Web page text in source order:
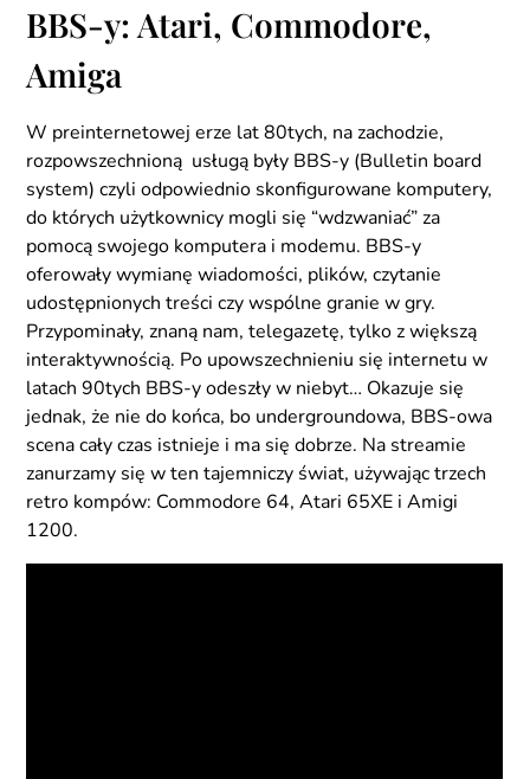
BBS-y: Atari, Commodore,
Amiga
W preinternetowej erze lat 80tych, na zachodzie,
rozpowszechnioną usługą były BBS-y (Bulletin board
system) czyli odpowiednio skonfigurowane komputery,
do których użytkownicy mogli się “wdzwaniać” za
pomocą swojego komputera i modemu. BBS-y
oferowały wymianę wiadomości, plików, czytanie
udostępnionych treści czy wspólne granie w gry.
Przypominały, znaną nam, telegazetę, tylko z większą
interaktywnością. Po upowszechnieniu się internetu w
latach 90tych BBS-y odeszły w niebyt… Okazuje się
jednak, że nie do końca, bo undergroundowa, BBS-owa
scena cały czas istnieje i ma się dobrze. Na streamie
zanurzamy się w ten tajemniczy świat, używając trzech
retro kompów: Commodore 64, Atari 65XE i Amigi
1200.